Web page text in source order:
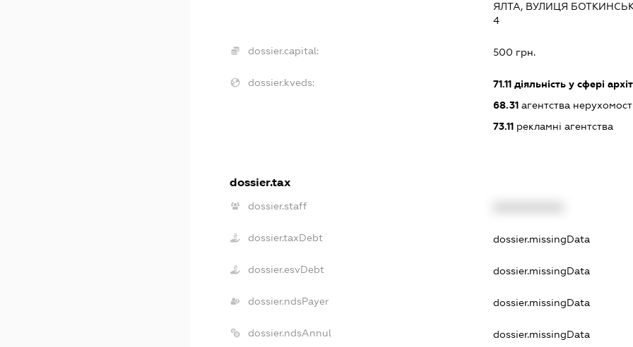
ЯЛТА, ВУЛИЦЯ
4
dossier.capital: 500 грн.
dossier.kveds: 71.11діяльність у сфері
68.31агентства
73.11рекламні агентства
dossier.tax
dossier.staff
dossier.taxDebt dossier.missingData
dossier.esvDebt dossier.missingData
dossier.ndsPayer dossier.missingData
dossier.ndsAnnul dossier.missingData